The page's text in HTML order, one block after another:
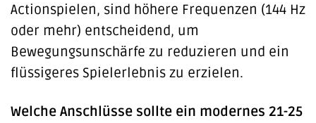
Actionspielen, sind höhere Frequenzen (144 Hz
oder mehr) entscheidend, um
Bewegungsunschärfe zu reduzieren und ein
flüssigeres Spielerlebnis zu erzielen.
Welche Anschlüsse sollte ein modernes 21-25